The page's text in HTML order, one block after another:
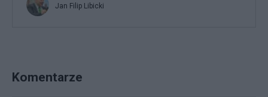
Jan Filip Libicki
Komentarze